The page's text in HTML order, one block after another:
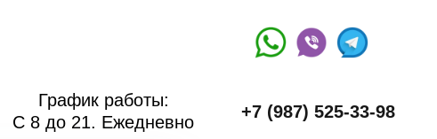
График работы:
С 8 до 21. Ежедневно
+7 (987) 525-33-98